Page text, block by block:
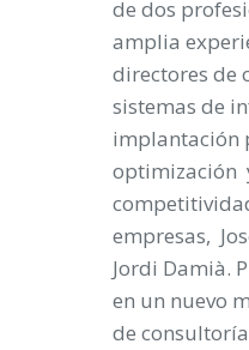
de dos
amplia
directores de
sistemas de
implantación
optimización
empresas,
Jordi Damià.
en un nuevo
de